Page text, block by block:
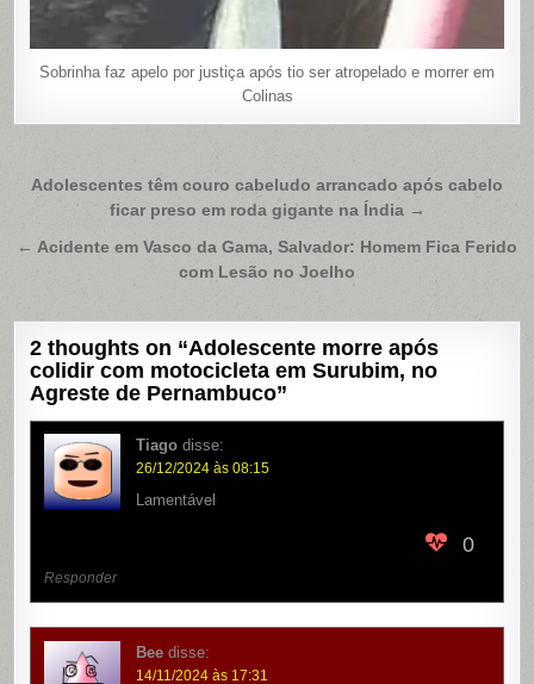
Sobrinha faz apelo por justiça após tio ser atropelado e morrer em
Colinas
Navegação
Post
Adolescentes têm couro cabeludo arrancado após cabelo
ficar preso em roda gigante na Índia →
← Acidente em Vasco da Gama, Salvador: Homem Fica Ferido
com Lesão no Joelho
2 thoughts on “Adolescente morre após
colidir com motocicleta em Surubim, no
Agreste de Pernambuco”
Tiago disse:
26/12/2024 às 08:15
Lamentável
0
Responder
Bee disse:
14/11/2024 às 17:31